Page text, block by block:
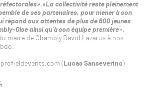
collectivité reste pleinement
de ses partenaires, pour mener à son
répond aux attentes de plus de 600 jeunes
Oise ainsi qu’à son équipe première»,
maire de Chambly David Lazarus à nos
profieldevents.com ( Lucas Sanseverino )